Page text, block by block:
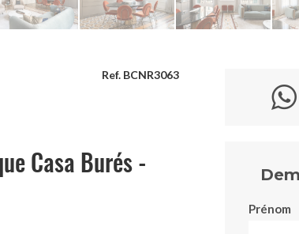
Ref. BCNR3063
Casa Burés -
Prénom